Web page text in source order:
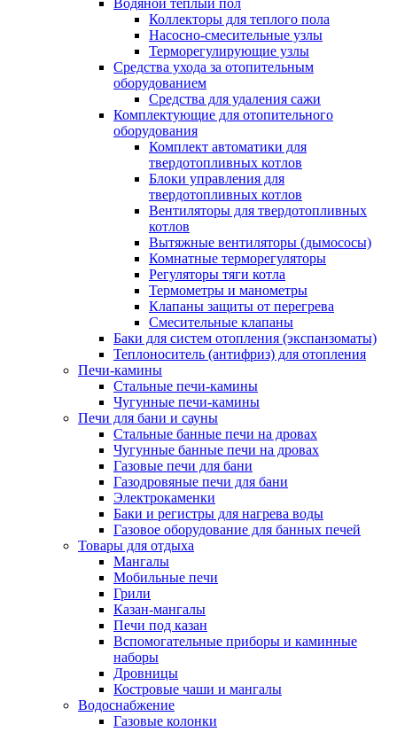
Водяной тёплый пол
Коллекторы для теплого пола
Насосно-смесительные узлы
Терморегулирующие узлы
Средства ухода за отопительным
оборудованием
Средства для удаления сажи
Комплектующие для отопительного
оборудования
Комплект автоматики для
твердотопливных котлов
Блоки управления для
твердотопливных котлов
Вентиляторы для твердотопливных
котлов
Вытяжные вентиляторы (дымососы)
Комнатные терморегуляторы
Регуляторы тяги котла
Термометры и манометры
Клапаны защиты от перегрева
Смесительные клапаны
Баки для систем отопления (экспанзоматы)
Теплоноситель (антифриз) для отопления
Печи-камины
Стальные печи-камины
Чугунные печи-камины
Печи для бани и сауны
Стальные банные печи на дровах
Чугунные банные печи на дровах
Газовые печи для бани
Газодровяные печи для бани
Электрокаменки
Баки и регистры для нагрева воды
Газовое оборудование для банных печей
Товары для отдыха
Мангалы
Мобильные печи
Грили
Казан-мангалы
Печи под казан
Вспомогательные приборы и каминные
наборы
Дровницы
Костровые чаши и мангалы
Водоснабжение
Газовые колонки